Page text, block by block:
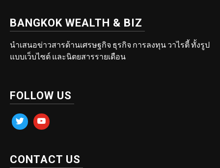
BANGKOK WEALTH & BIZ
นำเสนอข่าวสารด้านเศรษฐกิจ ธุรกิจ การลงทุน วาไรตี้ ทั้งรูป
แบบเว็บไซต์ และนิตยสารรายเดือน
FOLLOW US
twitter youtube
CONTACT US